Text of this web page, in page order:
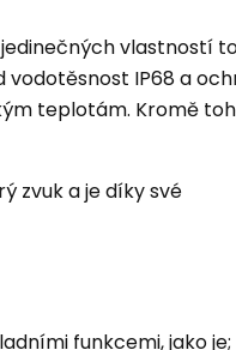
vlastností
vodotěsnost IP68 a
teplotám. Kromě
zvuk a je díky své
funkcemi, jako je;